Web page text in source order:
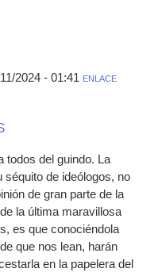
2024 - 01:41 ENLACE
todos del guindo. La
de ideólogos, no
de gran parte de la
la última maravillosa
es que conociéndola
que nos lean, harán
en la papelera del